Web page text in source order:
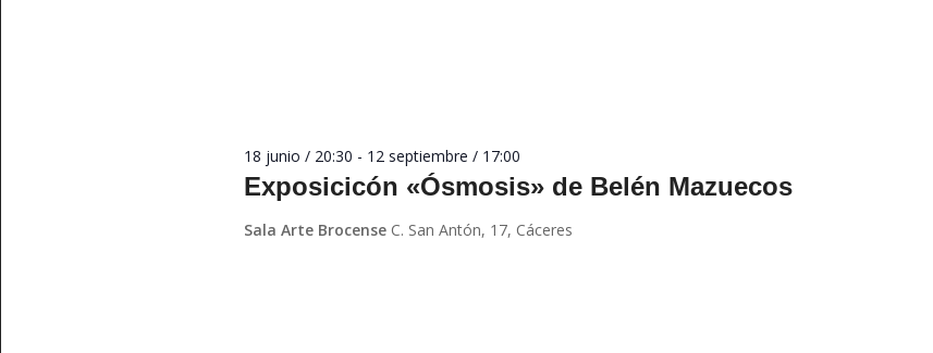
Exposicicón «Ósmosis» de Belén Mazuecos
18 junio / 20:30 - 12 septiembre / 17:00
Sala Arte Brocense C. San Antón, 17, Cáceres